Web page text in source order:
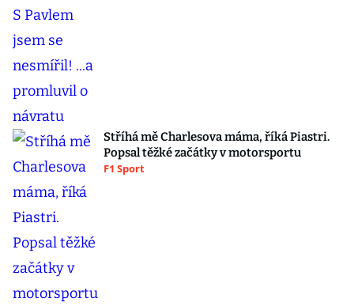
Stříhá mě Charlesova máma, říká Piastri.
Popsal těžké začátky v motorsportu
F1 Sport